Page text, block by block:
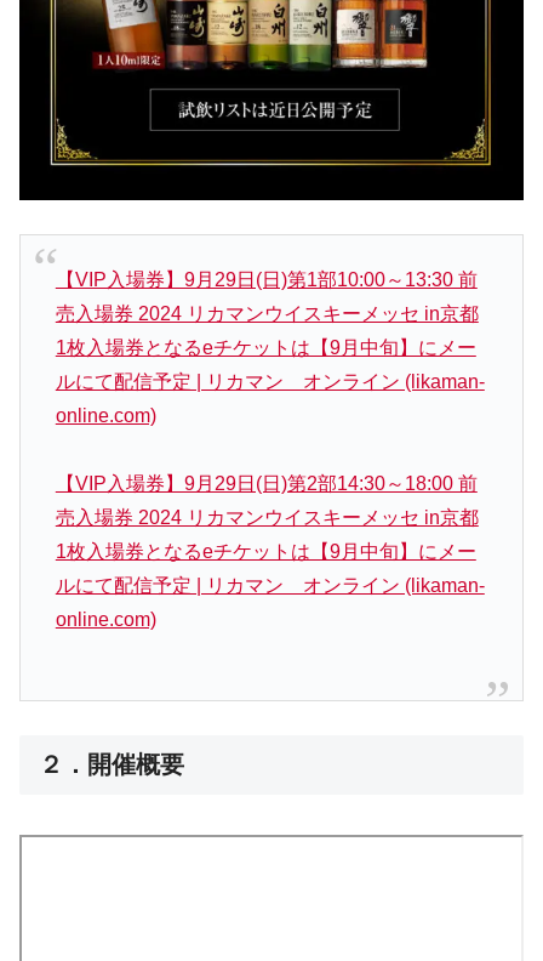
【VIP入場券】9月29日(日)第1部10:00～13:30 前
売入場券 2024 リカマンウイスキーメッセ in京都
1枚入場券となるeチケットは【9月中旬】にメー
ルにて配信予定 | リカマン オンライン (likaman-
online.com)
【VIP入場券】9月29日(日)第2部14:30～18:00 前
売入場券 2024 リカマンウイスキーメッセ in京都
1枚入場券となるeチケットは【9月中旬】にメー
ルにて配信予定 | リカマン オンライン (likaman-
online.com)
２．開催概要